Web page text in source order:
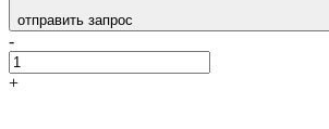
отправить запрос
-
+